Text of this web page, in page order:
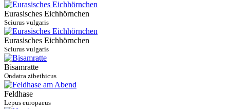
Eurasisches Eichhörnchen
Sciurus vulgaris
Eurasisches Eichhörnchen
Sciurus vulgaris
Bisamratte
Ondatra zibethicus
Feldhase
Lepus europaeus